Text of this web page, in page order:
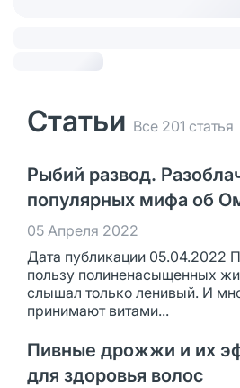
Статьи Все 201 статья
Рыбий развод.
популярных мифа об
05 Апреля 2022
Дата публикации 05.04.2022
пользу полиненасыщенных
слышал только ленивый. И
принимают витами...
Пивные дрожжи и их
для здоровья волос